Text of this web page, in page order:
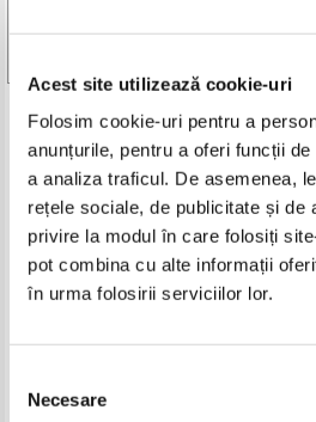
Acest site utilizează cookie-uri
Folosim cookie-uri pentru a
anunțurile, pentru a oferi funcții
a analiza traficul. De asemenea,
rețele sociale, de publicitate și de
privire la modul în care folosiți
pot combina cu alte informații
în urma folosirii serviciilor lor.
consimțământului
Necesare
Thomas Mann - Casa Buddenbrook
Produse din aceeasi categorie
-30%